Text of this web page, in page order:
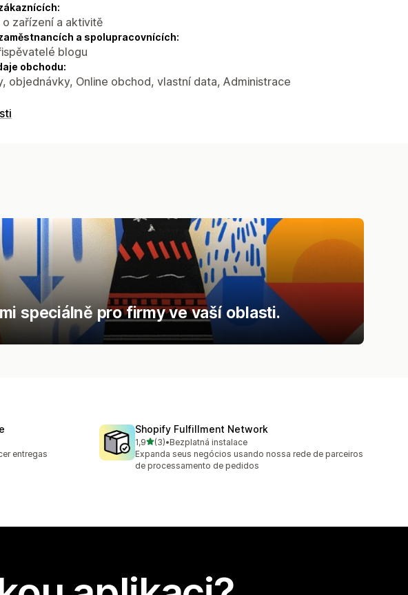
zařízení a aktivitě
a spolupracovnících:
blogu
obchodu:
objednávky, Online obchod, vlastní data, Administrace
speciálně pro firmy ve vaší oblasti.
entregas
Shopify Fulfillment Network
1,9z 5 hvězd
(3)
Celkový počet recenzí: 3
•Bezplatná instalace
Expanda seus negócios usando nossa rede de parceiros
de processamento de pedidos